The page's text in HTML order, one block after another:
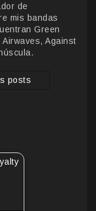
de
mis bandas
Green
Against
posts